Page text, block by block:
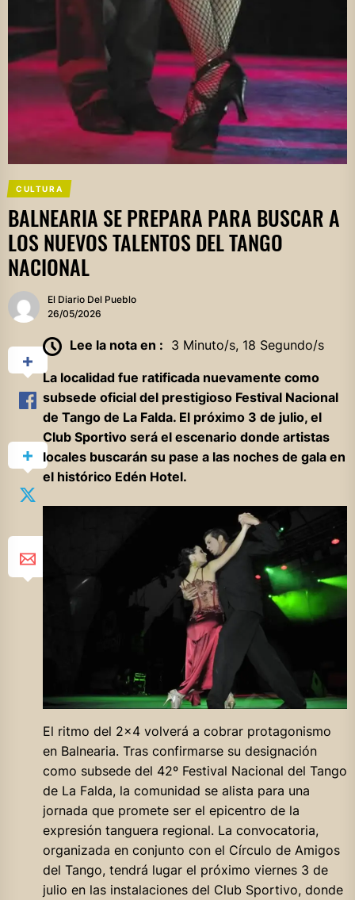
CULTURA
BALNEARIA SE PREPARA PARA BUSCAR A
LOS NUEVOS TALENTOS DEL TANGO
NACIONAL
El Diario Del Pueblo
26/05/2026
Lee la nota en : 3 Minuto/s, 18 Segundo/s
La localidad fue ratificada nuevamente como
subsede oficial del prestigioso Festival Nacional
de Tango de La Falda. El próximo 3 de julio, el
Club Sportivo será el escenario donde artistas
locales buscarán su pase a las noches de gala en
el histórico Edén Hotel.
El ritmo del 2×4 volverá a cobrar protagonismo
en Balnearia. Tras confirmarse su designación
como subsede del 42º Festival Nacional del Tango
de La Falda, la comunidad se alista para una
jornada que promete ser el epicentro de la
expresión tanguera regional. La convocatoria,
organizada en conjunto con el Círculo de Amigos
del Tango, tendrá lugar el próximo viernes 3 de
julio en las instalaciones del Club Sportivo, donde